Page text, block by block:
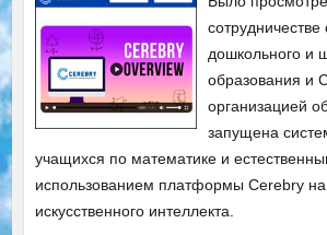
дошкольного и
образования и
организацией
запущена
учащихся по математике и
использованием платформы Cerebry
искусственного интеллекта.